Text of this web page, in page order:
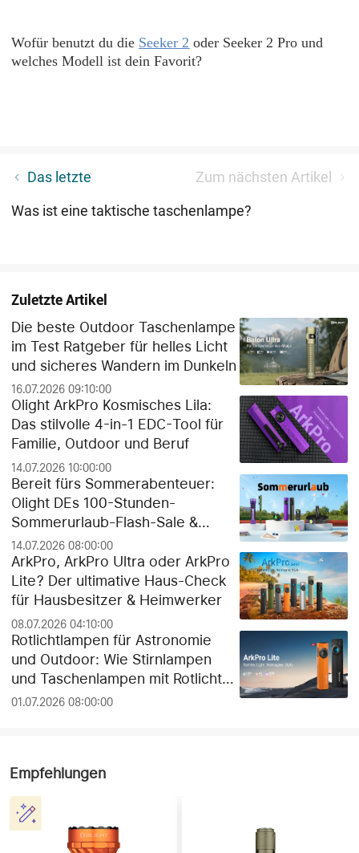
Wofür benutzt du die Seeker 2 oder Seeker 2 Pro und
welches Modell ist dein Favorit?
Das letzte Zum nächsten Artikel
Gehört eine Taschenlampe aus der Baton-Serie zu
Was ist eine taktische taschenlampe?
Zuletzte Artikel
Die beste Outdoor Taschenlampe
im Test Ratgeber für helles Licht
und sicheres Wandern im Dunkeln
16.07.2026 09:10:00
Olight ArkPro Kosmisches Lila:
Das stilvolle 4-in-1 EDC-Tool für
Familie, Outdoor und Beruf
14.07.2026 10:00:00
Bereit fürs Sommerabenteuer:
Olight DEs 100-Stunden-
Sommerurlaub-Flash-Sale &
exklusiver Gratis-Geschenk-
Guide!
14.07.2026 08:00:00
ArkPro, ArkPro Ultra oder ArkPro
Lite? Der ultimative Haus-Check
für Hausbesitzer & Heimwerker
08.07.2026 04:10:00
Rotlichtlampen für Astronomie
und Outdoor: Wie Stirnlampen
und Taschenlampen mit Rotlicht
die Dunkeladaptation der Augen
01.07.2026 08:00:00
Empfehlungen